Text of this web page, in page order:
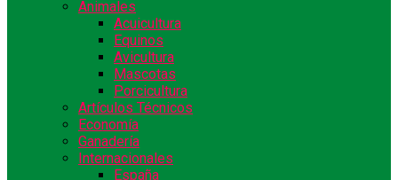
Animales
Acuicultura
Equinos
Avicultura
Mascotas
Porcicultura
Artículos Técnicos
Economía
Ganadería
Internacionales
España